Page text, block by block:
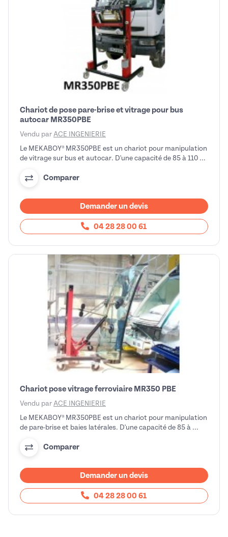
Chariot de pose pare-brise et vitrage pour bus
autocar MR350PBE
Vendu par ACE INGENIERIE
Le MEKABOY® MR350PBE est un chariot pour manipulation
de vitrage sur bus et autocar. D'une capacité de 85 à 110 ...
Comparer
Demander un devis
04 28 28 00 61
Chariot pose vitrage ferroviaire MR350 PBE
Vendu par ACE INGENIERIE
Le MEKABOY® MR350PBE est un chariot pour manipulation
de pare-brise et baies latérales. D'une capacité de 85 à ...
Comparer
Demander un devis
04 28 28 00 61